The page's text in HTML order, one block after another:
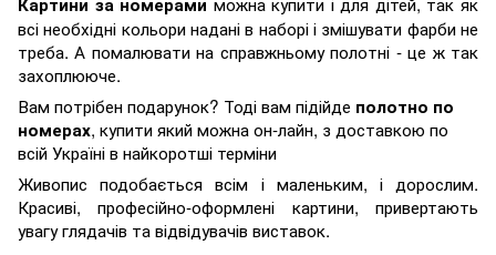
всі необхідні кольори надані в наборі і змішувати фарби не
треба. А помалювати на справжньому полотні - це ж так
захоплююче.
Вам потрібен подарунок? Тоді вам підійде полотно по
номерах, купити який можна он-лайн, з доставкою по
всій Україні в найкоротші терміни
Живопис подобається всім і маленьким, і дорослим.
Красиві, професійно-оформлені картини, привертають
увагу глядачів та відвідувачів виставок.